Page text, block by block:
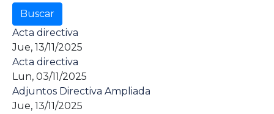
Acta directiva
Jue, 13/11/2025
Acta directiva
Lun, 03/11/2025
Adjuntos Directiva Ampliada
Jue, 13/11/2025